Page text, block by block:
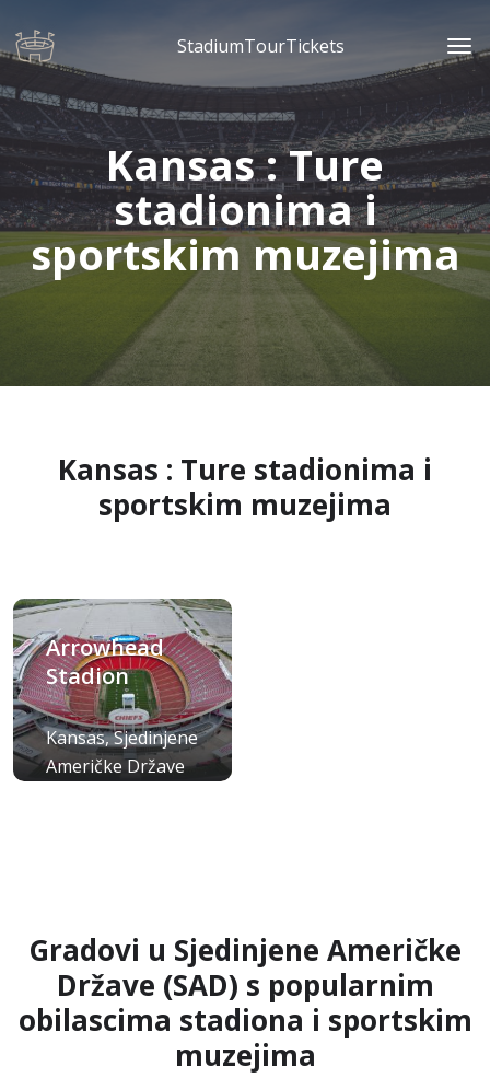
StadiumTourTickets
Kansas : Ture
stadionima i
sportskim muzejima
Kansas : Ture stadionima i
sportskim muzejima
Arrowhead
Stadion
Kansas, Sjedinjene
Američke Države
Gradovi u Sjedinjene Američke
Države (SAD) s popularnim
obilascima stadiona i sportskim
muzejima